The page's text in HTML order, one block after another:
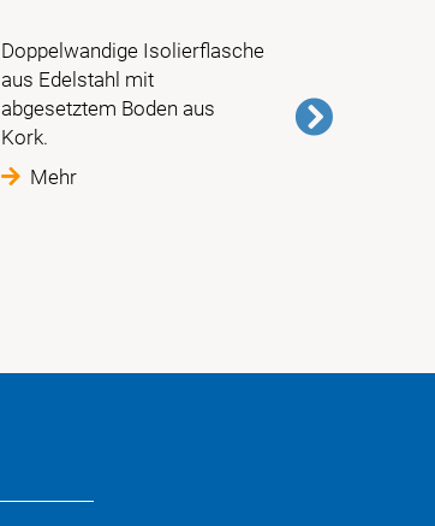
Doppelwandige Isolierflasche
aus Edelstahl mit
abgesetztem Boden aus
Kork.
Mehr